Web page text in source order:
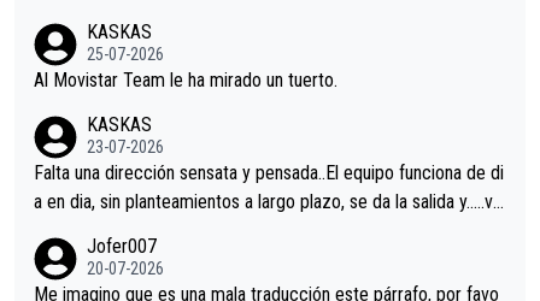
KASKAS
25-07-2026
Al Movistar Team le ha mirado un tuerto.
KASKAS
23-07-2026
Falta una dirección sensata y pensada..El equipo funciona de di
a en dia, sin planteamientos a largo plazo, se da la salida y…..ve
Minguez, Velez etc etc.Me da pena vivir estos momentos tan
tristes sin victorias.
Jofer007
20-07-2026
Me imagino que es una mala traducción este párrafo, por favo